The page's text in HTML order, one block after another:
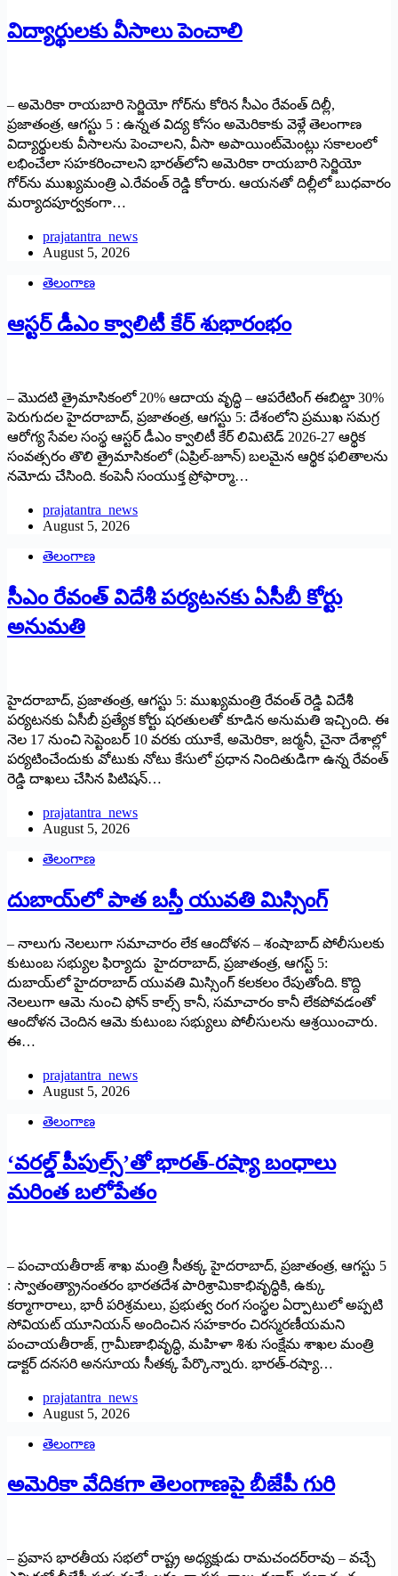
విద్యార్థులకు వీసాలు పెంచాలి
– అమెరికా రాయబారి సెర్జియో గోర్‌ను కోరిన సీఎం రేవంత్ దిల్లీ,
ప్రజాతంత్ర, ఆగస్టు 5 : ఉన్నత విద్య కోసం అమెరికాకు వెళ్లే తెలంగాణ
విద్యార్థులకు వీసాలను పెంచాలని, వీసా అపాయింట్‌మెంట్లు సకాలంలో
లభించేలా సహకరించాలని భారత్‌లోని అమెరికా రాయబారి సెర్జియో
గోర్‌ను ముఖ్యమంత్రి ఎ.రేవంత్ రెడ్డి కోరారు. ఆయనతో దిల్లీలో బుధవారం
మర్యాదపూర్వకంగా…
prajatantra_news
August 5, 2026
తెలంగాణ
ఆస్టర్ డీఎం క్వాలిటీ కేర్ శుభారంభం
– మొదటి త్రైమాసికంలో 20% ఆదాయ వృద్ధి – ఆపరేటింగ్ ఈబిట్డా 30%
పెరుగుదల హైదరాబాద్, ప్ర‌జాతంత్ర‌, ఆగస్టు 5: దేశంలోని ప్రముఖ సమగ్ర
ఆరోగ్య సేవల సంస్థ ఆస్టర్ డీఎం క్వాలిటీ కేర్ లిమిటెడ్ 2026-27 ఆర్థిక
సంవత్సరం తొలి త్రైమాసికంలో (ఏప్రిల్-జూన్) బలమైన ఆర్థిక ఫలితాలను
నమోదు చేసింది. కంపెనీ సంయుక్త ప్రోఫార్మా…
prajatantra_news
August 5, 2026
తెలంగాణ
సీఎం రేవంత్ విదేశీ పర్యటనకు ఏసీబీ కోర్టు
అనుమతి
హైదరాబాద్, ప్రజాతంత్ర, ఆగస్టు 5: ముఖ్య‌మంత్రి రేవంత్ రెడ్డి విదేశీ
పర్యటనకు ఏసీబీ ప్రత్యేక కోర్టు షరతులతో కూడిన అనుమతి ఇచ్చింది. ఈ
నెల 17 నుంచి సెప్టెంబర్ 10 వరకు యూకే, అమెరికా, జర్మనీ, చైనా దేశాల్లో
పర్యటించేందుకు వోటుకు నోటు కేసులో ప్రధాన నిందితుడిగా ఉన్న రేవంత్
రెడ్డి దాఖలు చేసిన పిటిషన్…
prajatantra_news
August 5, 2026
తెలంగాణ
దుబాయ్‌లో పాత బ‌స్తీ యువతి మిస్సింగ్
– నాలుగు నెలలుగా సమాచారం లేక ఆందోళన – శంషాబాద్ పోలీసులకు
కుటుంబ సభ్యుల ఫిర్యాదు హైదరాబాద్, ప్రజాతంత్ర, ఆగస్ట్ 5:
దుబాయ్‌లో హైదరాబాద్ యువతి మిస్సింగ్ కలకలం రేపుతోంది. కొద్ది
నెలలుగా ఆమె నుంచి ఫోన్ కాల్స్ కానీ, సమాచారం కానీ లేకపోవడంతో
ఆందోళన చెందిన ఆమె కుటుంబ సభ్యులు పోలీసులను ఆశ్రయించారు.
ఈ…
prajatantra_news
August 5, 2026
తెలంగాణ
‘వరల్డ్ పీపుల్స్‌’తో భారత్-రష్యా బంధాలు
మరింత బలోపేతం
– పంచాయతీరాజ్ శాఖ మంత్రి సీతక్క హైదరాబాద్, ప్రజాతంత్ర, ఆగస్టు 5
: స్వాతంత్య్రానంతరం భారతదేశ పారిశ్రామికాభివృద్ధికి, ఉక్కు
కర్మాగారాలు, భారీ పరిశ్రమలు, ప్రభుత్వ రంగ సంస్థల ఏర్పాటులో అప్పటి
సోవియట్ యూనియన్ అందించిన సహకారం చిరస్మరణీయమని
పంచాయతీరాజ్, గ్రామీణాభివృద్ధి, మహిళా శిశు సంక్షేమ శాఖల మంత్రి
డాక్టర్ దనసరి అనసూయ సీతక్క పేర్కొన్నారు. భారత్-రష్యా…
prajatantra_news
August 5, 2026
తెలంగాణ
అమెరికా వేదికగా తెలంగాణపై బీజేపీ గురి
– ప్రవాస భారతీయ సభలో రాష్ట్ర అధ్యక్షుడు రామచందర్‌రావు – వచ్చే